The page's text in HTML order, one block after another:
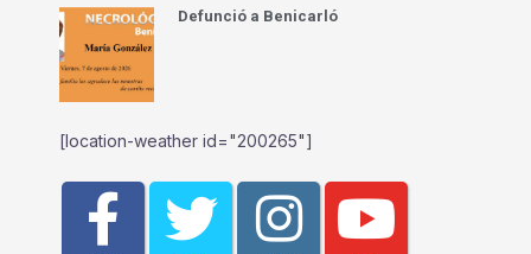
Defunció a Benicarló
[location-weather id="200265"]